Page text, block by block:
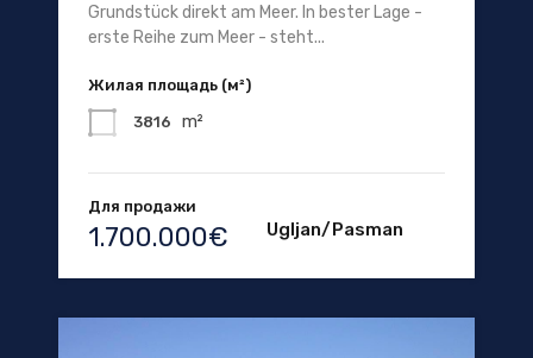
Grundstück direkt am Meer. In bester Lage -
erste Reihe zum Meer - steht...
Жилая площадь (м²)
3816 m²
Для продажи
1.700.000€ Ugljan/Pasman